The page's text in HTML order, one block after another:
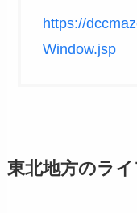
https://
Window.jsp
東北地方のラ